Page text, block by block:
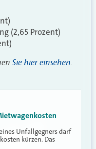
(2,65 Prozent)
Sie hier einsehen.
Unfallgegners darf
kürzen. Das